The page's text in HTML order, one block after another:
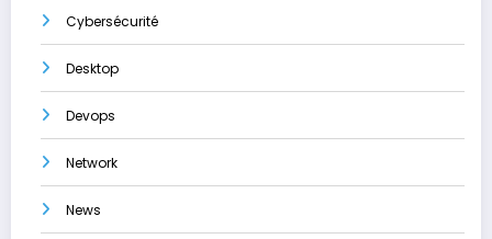
Cybersécurité
Desktop
Devops
Network
News